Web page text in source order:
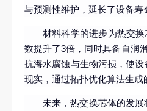
与预测性维护，延长了设备寿
材料科学的进步为热交
数提升了3倍，同时具备自润
抗海水腐蚀与生物污损，使
现实，通过拓扑优化算法生
未来，热交换芯体的发